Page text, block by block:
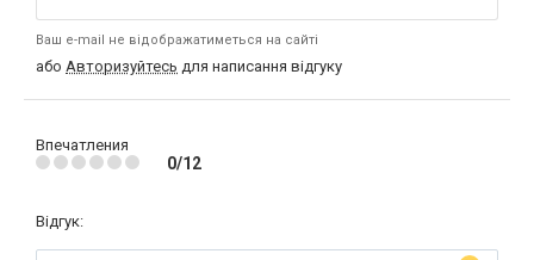
Ваш e-mail не відображатиметься на сайті
або Авторизуйтесь для написання відгуку
Впечатления
0/12
Відгук: